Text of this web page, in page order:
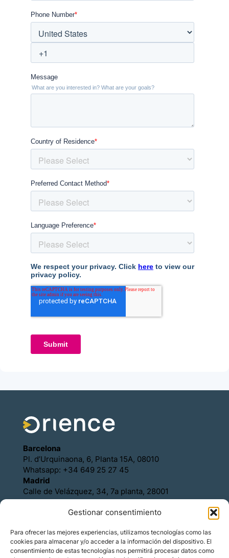
Gestionar consentimiento
Para ofrecer las mejores experiencias, utilizamos tecnologías como las
cookies para almacenar y/o acceder a la información del dispositivo. El
consentimiento de estas tecnologías nos permitirá procesar datos como
Barcelona
Pl. d’Urquinaona, 6, Planta 15A, 08010
Whatsapp: +34 649 25 27 45
Madrid
Calle de Velázquez, 34, 7a planta, 28001
Whatsapp: +34 649 25 27 45
Política de Cookies
Aviso legal
Contacto
Asóciese con Orience